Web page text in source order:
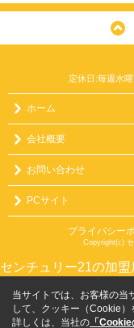
定休日:毎週水
ホーム
会社概要
お問い合わせ
PCサイト
プライバシー
Copyright(c)
センチュリー21の加盟
当サイトでは、お客様の当
して、クッキー（Cookie）
詳しくは、当社の 「